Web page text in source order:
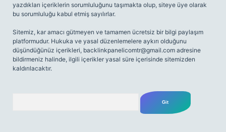
yazdıkları içeriklerin sorumluluğunu taşımakta olup, siteye üye olarak
bu sorumluluğu kabul etmiş sayılırlar.
Sitemiz, kar amacı gütmeyen ve tamamen ücretsiz bir bilgi paylaşım
platformudur. Hukuka ve yasal düzenlemelere aykırı olduğunu
düşündüğünüz içerikleri, backlinkpanelicomtr@gmail.com adresine
bildirmeniz halinde, ilgili içerikler yasal süre içerisinde sitemizden
kaldırılacaktır.